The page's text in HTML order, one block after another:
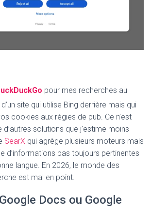
pour mes recherches au
site qui utilise Bing derrière mais qui
cookies aux régies de pub. Ce n’est
d’autres solutions que j’estime moins
SearX qui agrège plusieurs moteurs mais
d’informations pas toujours pertinentes
langue. En 2026, le monde des
est mal en point.
Docs ou Google